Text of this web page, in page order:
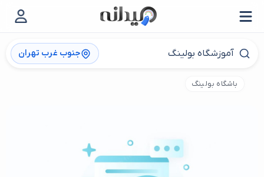
جنوب غرب تهران
باشگاه بولینگ